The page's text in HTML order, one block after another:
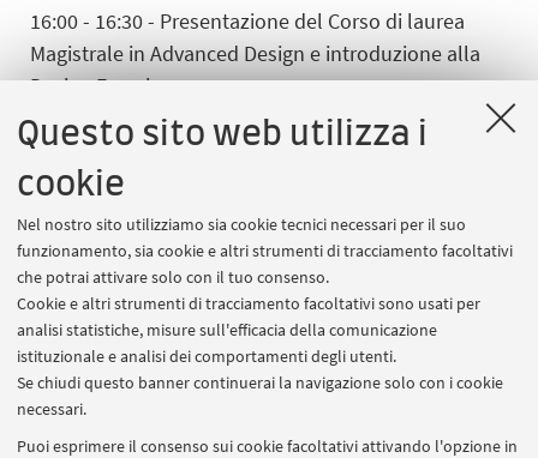
Questo sito web utilizza i
cookie
Nel nostro sito utilizziamo sia cookie tecnici necessari per il suo
funzionamento, sia cookie e altri strumenti di tracciamento facoltativi
che potrai attivare solo con il tuo consenso.
Cookie e altri strumenti di tracciamento facoltativi sono usati per
analisi statistiche, misure sull'efficacia della comunicazione
istituzionale e analisi dei comportamenti degli utenti.
Se chiudi questo banner continuerai la navigazione solo con i cookie
necessari.
Puoi esprimere il consenso sui cookie facoltativi attivando l'opzione in
16:00 - 16:30 - Presentazione del Corso di laurea
Magistrale in Advanced Design e introduzione alla
Design Experience
16:30 - 17:30 - Design Experience
18:00 - 18:30 - Anatomia dell’Advanced Designer: gli
alumni si raccontano
18:30 - 19:30 - Aperitivo offerto e Student Cafè
ISCRIZIONE E PARTECIPAZIONE
Iscriviti dal bottone in alto. Il giorno dell'evento,
recati nel luogo indicato 15 minuti prima dell'orario
di inizio.
NEL FRATTEMPO, SCOPRI DI PIU' SUL SITO WEB